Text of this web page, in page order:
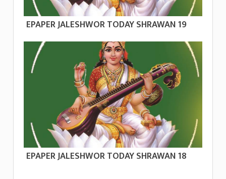
EPAPER JALESHWOR TODAY SHRAWAN 19
EPAPER JALESHWOR TODAY SHRAWAN 18